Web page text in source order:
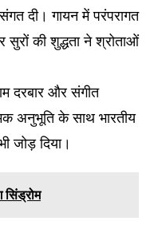
दी। गायन में परंपरागत
सुरों की शुद्धता ने श्रोताओं
दरबार और संगीत
अनुभूति के साथ भारतीय
जोड़ दिया।
सिंड्रोम